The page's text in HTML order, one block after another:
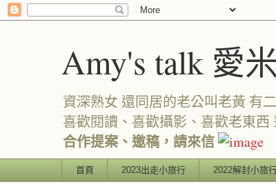
Amy's talk 愛
資深熟女 還同居的老公叫老黃 有
喜歡閱讀、喜歡攝影、喜歡老東
合作提案、邀稿，請來信
首頁 2023出走小旅行 2022解封小旅